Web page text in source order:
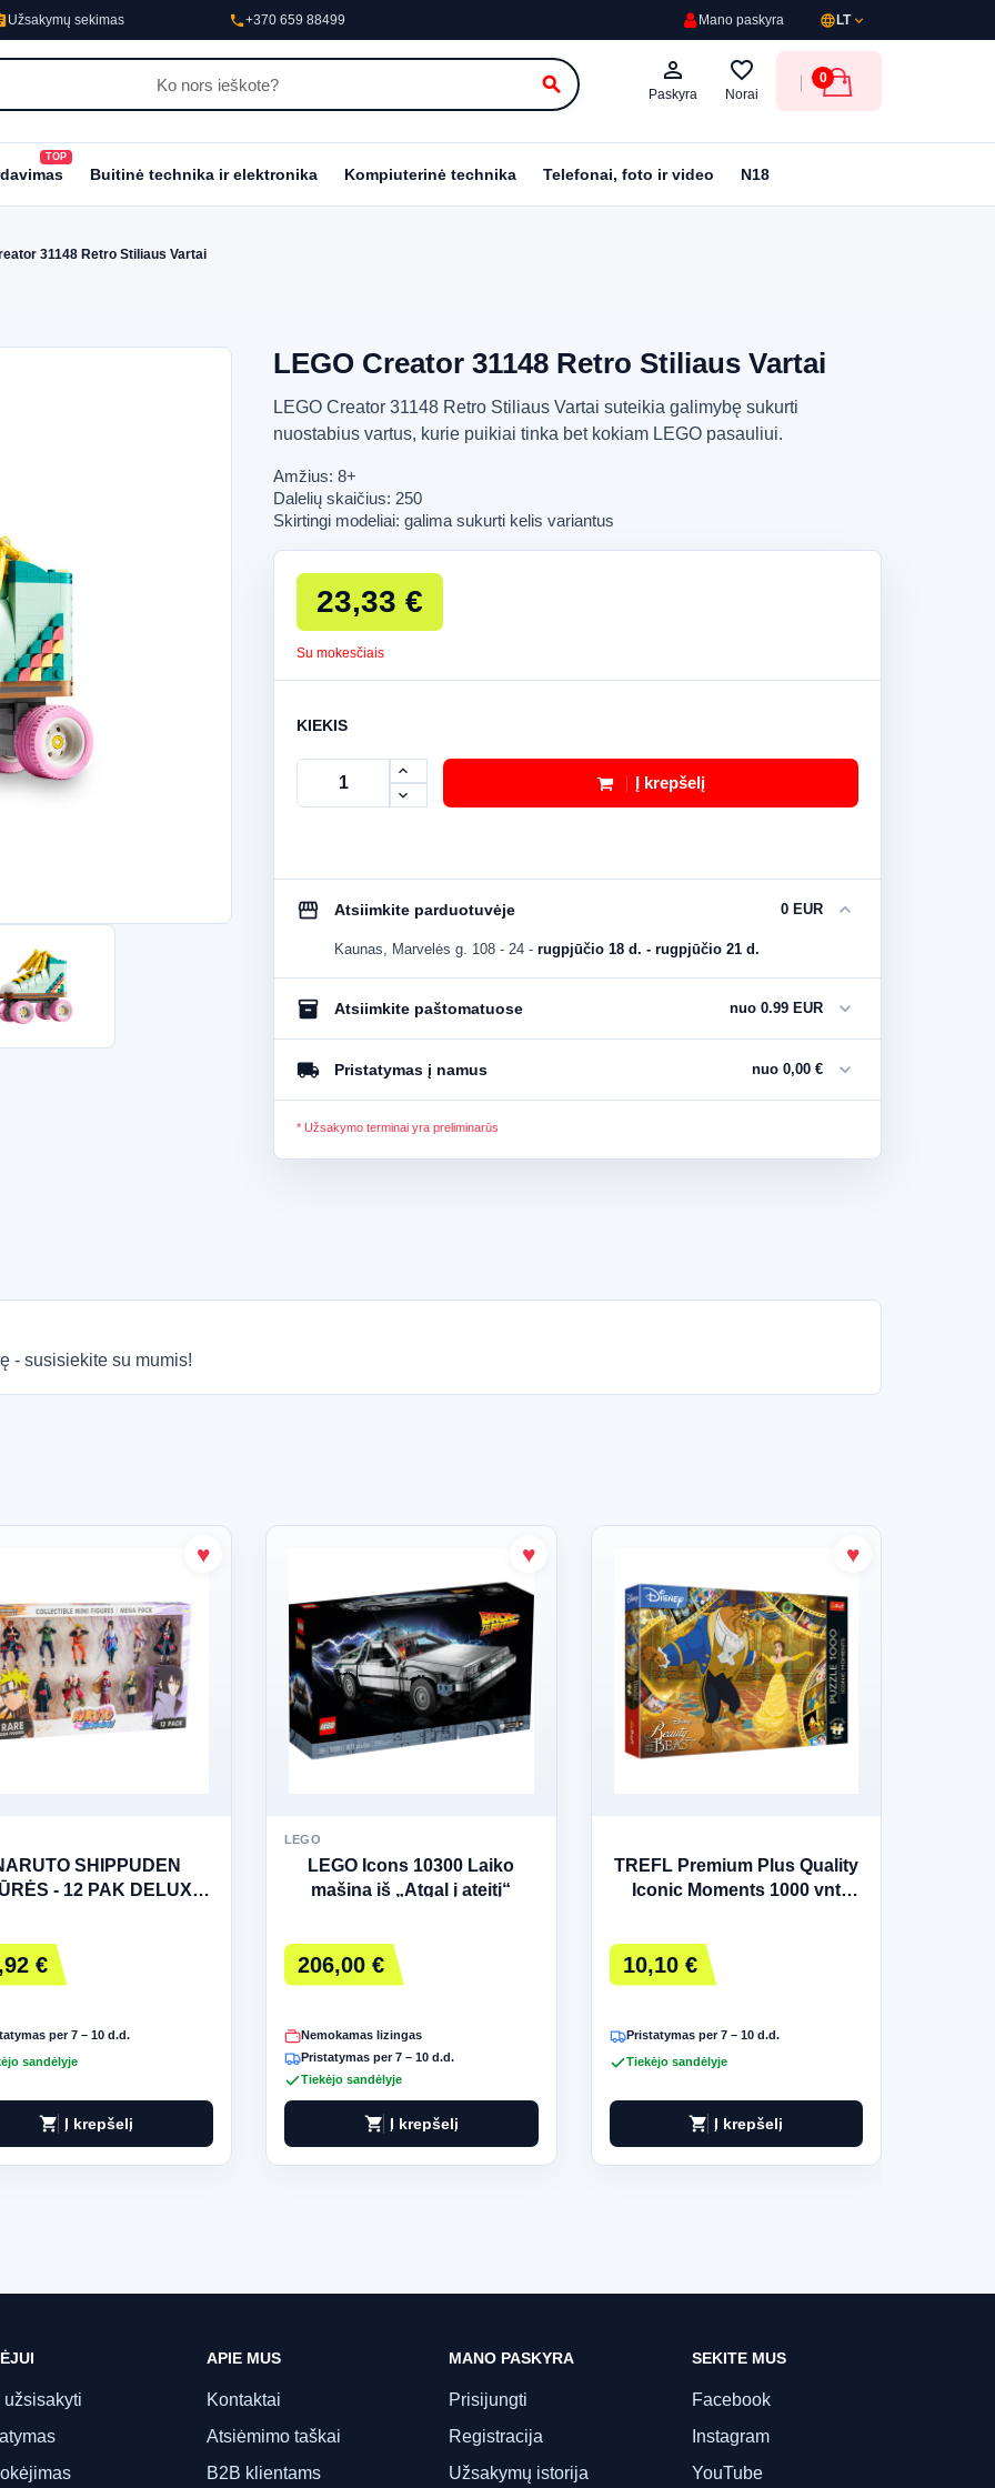
Užsakymų sekimas phone+370 659 88499 Mano paskyra language LTexpand_more
search
person_outline
Paskyra
favorite_border
Norai
0
TOP
Buitinė technika ir elektronika Kompiuterinė technika Telefonai, foto ir video N18
31148 Retro Stiliaus Vartai
LEGO Creator 31148 Retro Stiliaus Vartai
LEGO Creator 31148 Retro Stiliaus Vartai suteikia galimybę sukurti
nuostabius vartus, kurie puikiai tinka bet kokiam LEGO pasauliui.
Amžius: 8+
Dalelių skaičius: 250
Skirtingi modeliai: galima sukurti kelis variantus
23,33 €
Su mokesčiais
KIEKIS
Į krepšelį
storefront Atsiimkite parduotuvėje 0 EUR expand_more
Kaunas, Marvelės g. 108 - 24 - rugpjūčio 18 d. - rugpjūčio 21 d.
inventory_2Atsiimkite paštomatuose nuo 0.99 EUR expand_more
local_shipping Pristatymas į namus nuo 0,00 € expand_more
* Užsakymo terminai yra preliminarūs
- susisiekite su mumis!
SHIPPUDEN
- 12 PAK DELUXE
€
per 7 – 10 d.d.
sandėlyje
shopping_cart Į krepšelį
LEGO
LEGO Icons 10300 Laiko
mašina iš „Atgal į ateitį“
206,00 €
Nemokamas lizingas
Pristatymas per 7 – 10 d.d.
Tiekėjo sandėlyje
shopping_cart Į krepšelį
TREFL Premium Plus Quality
Iconic Moments 1000 vnt
10,10 €
Pristatymas per 7 – 10 d.d.
Tiekėjo sandėlyje
shopping_cart Į krepšelį
užsisakyti
APIE MUS
Kontaktai
Atsiėmimo taškai
B2B klientams
MANO PASKYRA
Prisijungti
Registracija
Užsakymų istorija
SEKITE MUS
Facebook
Instagram
YouTube